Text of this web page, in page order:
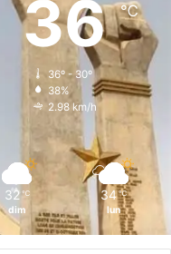
a
g
r
o
k
36℃
36º - 30º
38%
2.98 km/h
32 ℃
dim
34 ℃
lun